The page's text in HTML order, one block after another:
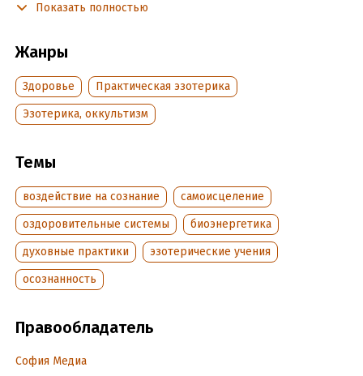
легко, как думать. Попробуйте, и у вас получится!
Подробная информация
Дата написания: 1 января 2008
Объем:196602
ISBN (EAN):
Переводчик:Н. Гончарова
Время на чтение:3ч.
Показать полностью
Жанры
Здоровье
Практическая эзотерика
Эзотерика, оккультизм
Темы
воздействие на сознание
самоисцеление
оздоровительные системы
биоэнергетика
духовные практики
эзотерические учения
осознанность
Правообладатель
София Медиа